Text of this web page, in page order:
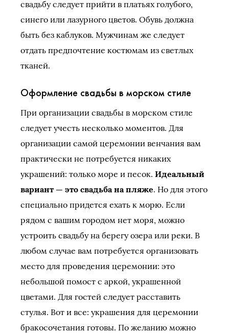
свадьбу следует прийти в платьях голубого,
синего или лазурного цветов. Обувь должна
быть без каблуков. Мужчинам же следует
отдать предпочтение костюмам из светлых
тканей.
Оформление свадьбы в морском стиле
При организации свадьбы в морском стиле
следует учесть несколько моментов. Для
организации самой церемонии венчания вам
практически не потребуется никаких
украшений: только море и песок. Идеальный
вариант — это свадьба на пляже. Но для этого
специально придется ехать к морю. Если
рядом с вашим городом нет моря, можно
устроить свадьбу на берегу озера или реки. В
любом случае вам потребуется организовать
место для проведения церемонии: это
небольшой помост с аркой, украшенной
цветами. Для гостей следует расставить
стулья. Вот и все: украшения для церемонии
бракосочетания готовы. По желанию можно